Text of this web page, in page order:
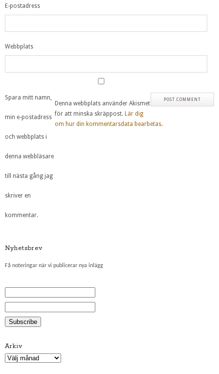
E-postadress
Webbplats
Spara mitt namn,
min e-postadress
och webbplats i
denna webbläsare
till nästa gång jag
skriver en
kommentar.
Denna webbplats använder Akismet
för att minska skräppost. Lär dig
om hur din kommentarsdata bearbetas.
Nyhetsbrev
Få noteringar när vi publicerar nya inlägg
Arkiv
Arkiv